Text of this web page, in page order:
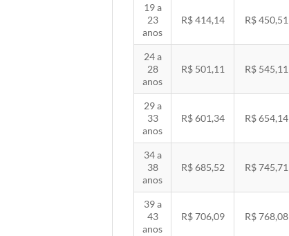
19 a
23
anos
R$ 414,14 R$ 450,51
24 a
28
anos
R$ 501,11 R$ 545,11
29 a
33
anos
R$ 601,34 R$ 654,14
34 a
38
anos
R$ 685,52 R$ 745,71
39 a
43
anos
R$ 706,09 R$ 768,08